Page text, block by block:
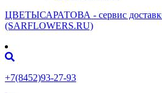
ЦВЕТЫСАРАТОВА - cервис
(SARFLOWERS.RU)
+7(8452)93-27-93